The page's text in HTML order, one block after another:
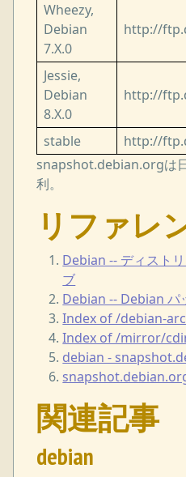
Wheezy,
Debian
7.X.0
http://
Jessie,
Debian
8.X.0
http://
stable
http://
snapshot.debian.orgは
利。
リファレ
Debian -- ディスト
ブ
Debian -- Debian パ
Index of /debian-
Index of /mirror/
debian -
関連記事
debian